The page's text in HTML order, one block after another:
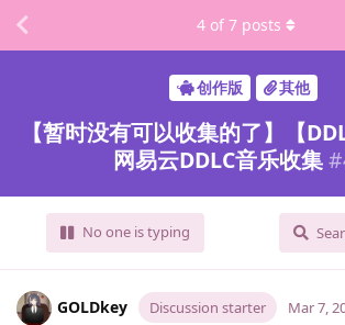
创作版 其他
【暂时没有可以收集的了】【
网易云DDLC音乐收集#
No one is typing
4 of 7 posts
GOLDkey Discussion starter Mar 7,